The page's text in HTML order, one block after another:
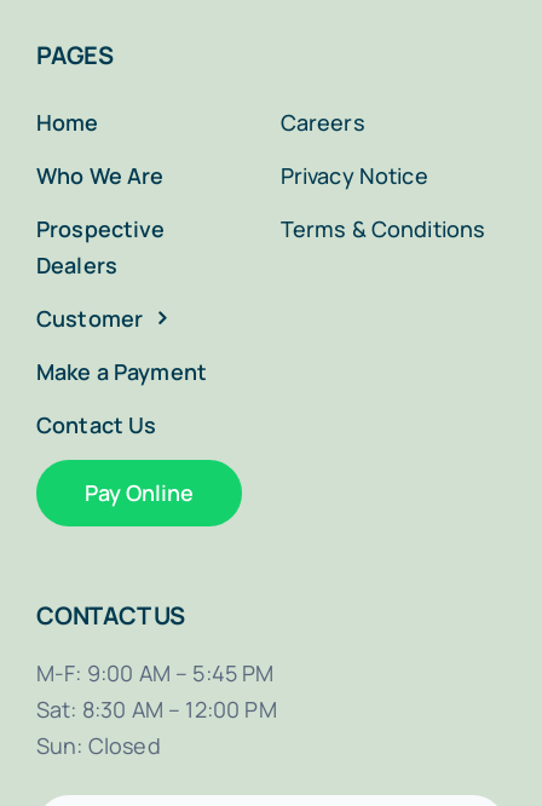
PAGES
Home
Who We Are
Prospective
Dealers
Customer
Make a Payment
Contact Us
Pay Online
Careers
Privacy Notice
Terms & Conditions
CONTACT US
M-F: 9:00 AM – 5:45 PM
Sat: 8:30 AM – 12:00 PM
Sun: Closed